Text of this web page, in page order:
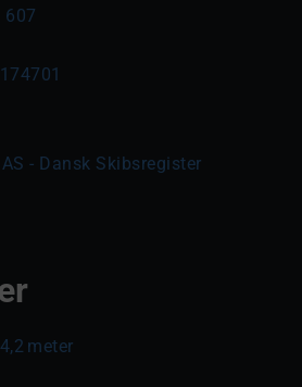
607
- Dansk Skibsregister
meter